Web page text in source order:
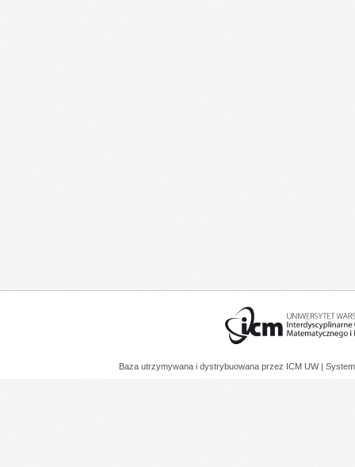
Baza utrzymywana i dystrybuowana przez ICM UW |